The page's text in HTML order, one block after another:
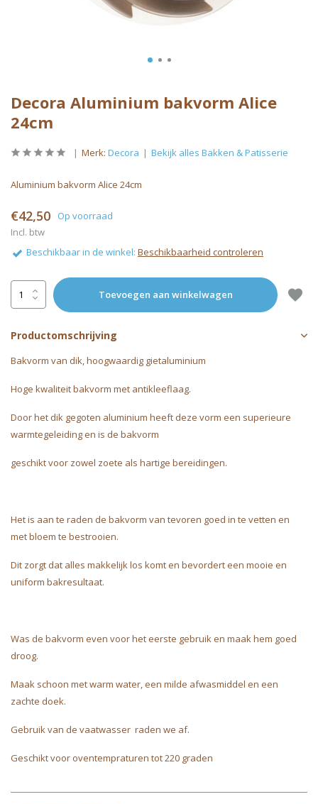
Decora Aluminium bakvorm Alice
24cm
Merk: Decora Bekijk alles Bakken & Patisserie
Aluminium bakvorm Alice 24cm
€42,50
Op voorraad
Incl. btw
Beschikbaar in de winkel: Beschikbaarheid controleren
Toevoegen aan winkelwagen
Productomschrijving
Bakvorm van dik, hoogwaardig gietaluminium
Hoge kwaliteit bakvorm met antikleeflaag.
Door het dik gegoten aluminium heeft deze vorm een superieure
warmtegeleiding en is de bakvorm
geschikt voor zowel zoete als hartige bereidingen.
Het is aan te raden de bakvorm van tevoren goed in te vetten en
met bloem te bestrooien.
Dit zorgt dat alles makkelijk los komt en bevordert een mooie en
uniform bakresultaat.
Was de bakvorm even voor het eerste gebruik en maak hem goed
droog.
Maak schoon met warm water, een milde afwasmiddel en een
zachte doek.
Gebruik van de vaatwasser raden we af.
Geschikt voor oventempraturen tot 220 graden